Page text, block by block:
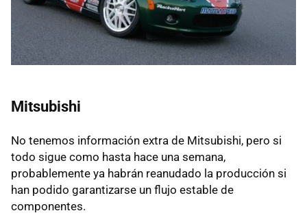
Mitsubishi
No tenemos información extra de Mitsubishi, pero si
todo sigue como hasta hace una semana,
probablemente ya habrán reanudado la producción si
han podido garantizarse un flujo estable de
componentes.